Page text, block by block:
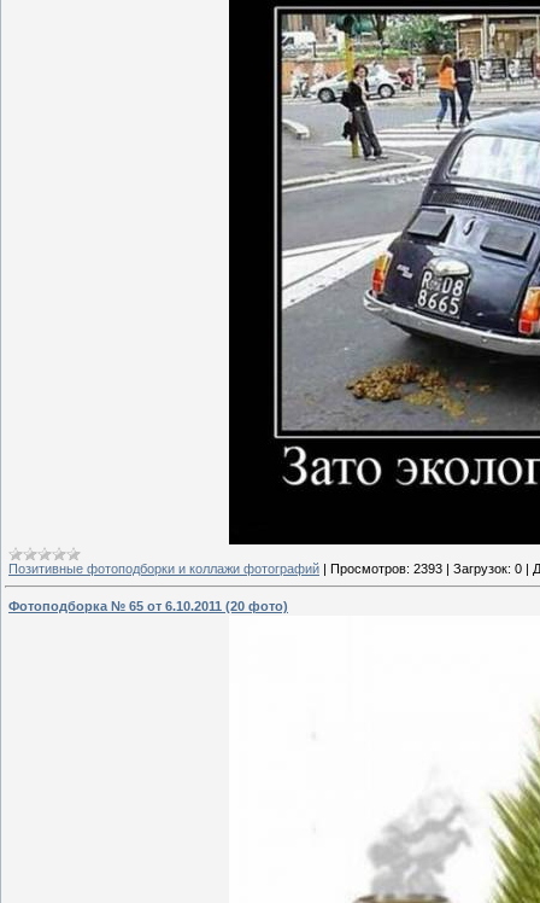
Позитивные фотоподборки и коллажи фотографий | Просмотров: 2393 | Загрузок: 0 |
Фотоподборка № 65 от 6.10.2011 (20 фото)